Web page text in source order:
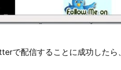
で配信することに成功した